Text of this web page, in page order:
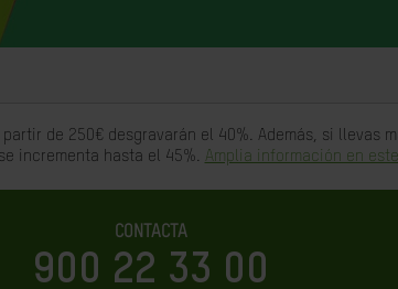
de 250€ desgravarán el 40%. Además, si llevas
incrementa hasta el 45%. Amplia información en
CONTACTA
900 22 33 00